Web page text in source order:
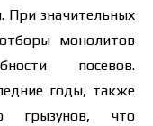
При значительных
монолитов
посевов.
годы, также
грызунов, что